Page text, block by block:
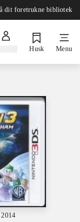
dit foretrukne bibliotek
Husk Menu